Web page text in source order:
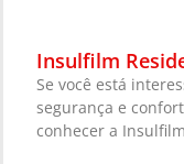
Insulfilm
Se você está
segurança e
conhecer a